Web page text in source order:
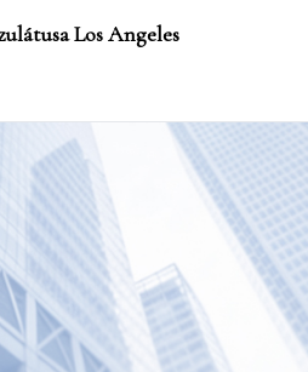
Los Angeles
menu